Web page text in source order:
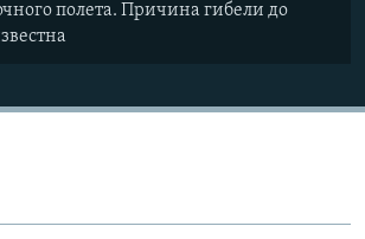
полета. Причина гибели до